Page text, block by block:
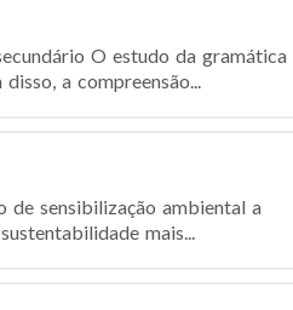
O estudo da gramática
a compreensão...
de sensibilização ambiental a
mais...